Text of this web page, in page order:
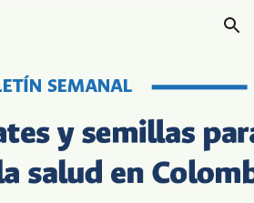
Skip to navigation